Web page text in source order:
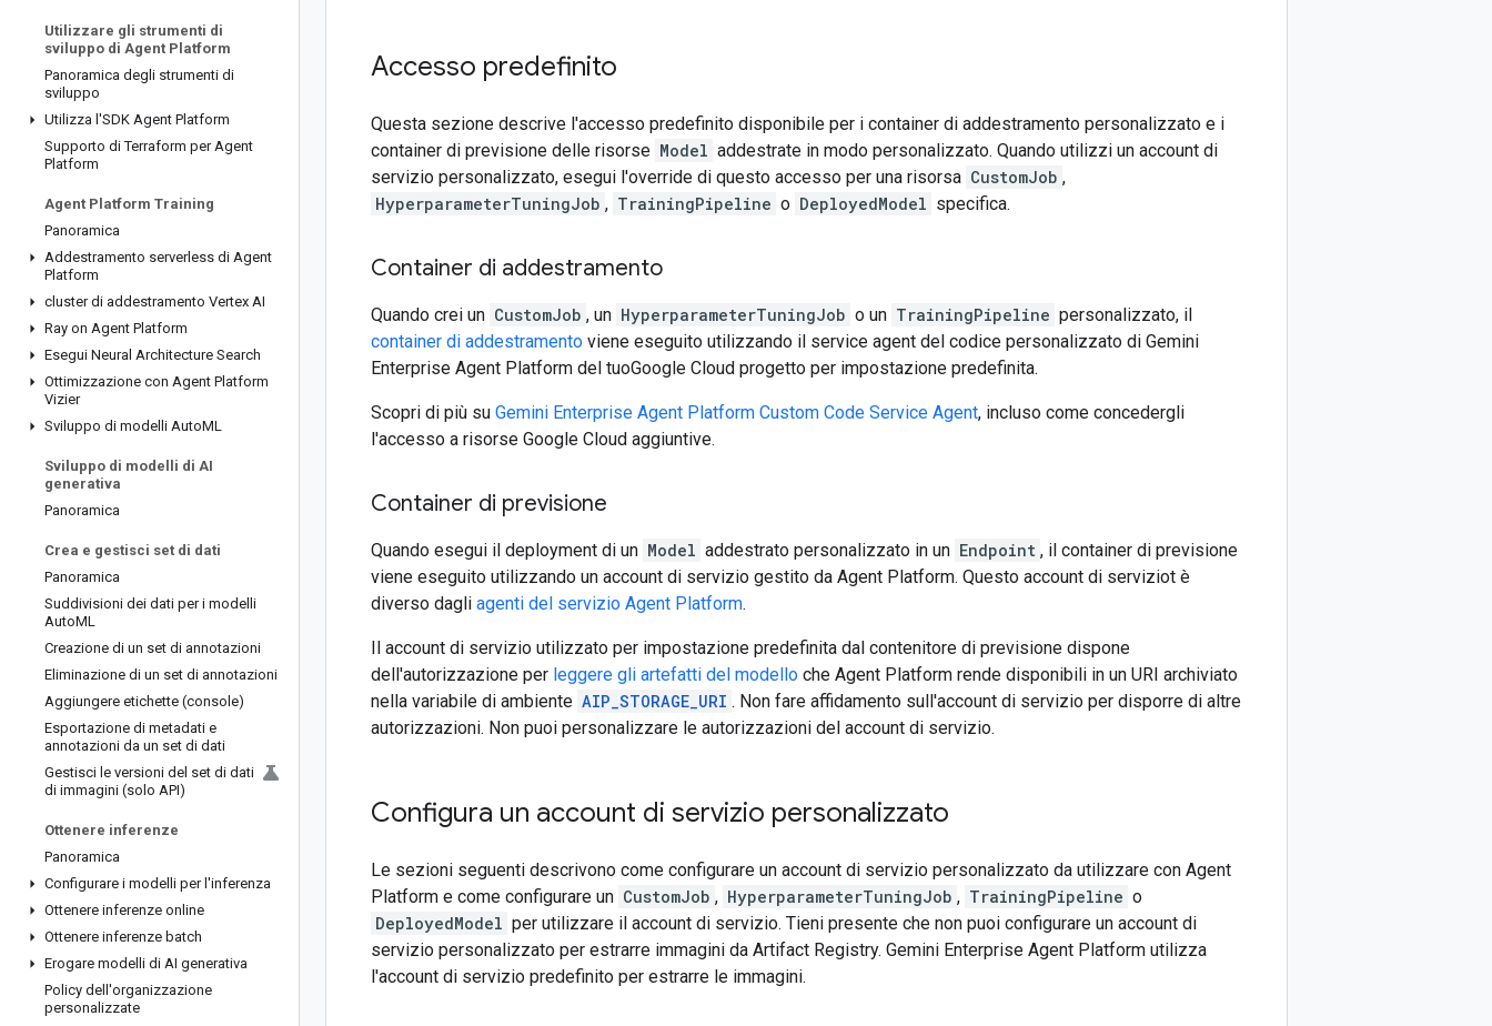
Utilizzare gli strumenti di
sviluppo di Agent Platform
Panoramica degli strumenti di
sviluppo
Utilizza l'SDK Agent Platform
Supporto di Terraform per Agent
Platform
Agent Platform Training
Panoramica
Addestramento serverless di Agent
Platform
cluster di addestramento Vertex AI
Ray on Agent Platform
Esegui Neural Architecture Search
Ottimizzazione con Agent Platform
Vizier
Sviluppo di modelli AutoML
Sviluppo di modelli di AI
generativa
Panoramica
Crea e gestisci set di dati
Panoramica
Suddivisioni dei dati per i modelli
AutoML
Creazione di un set di annotazioni
Eliminazione di un set di annotazioni
Aggiungere etichette (console)
Esportazione di metadati e
annotazioni da un set di dati
Gestisci le versioni del set di dati
di immagini (solo API)
Ottenere inferenze
Panoramica
Configurare i modelli per l'inferenza
Ottenere inferenze online
Ottenere inferenze batch
Erogare modelli di AI generativa
Policy dell'organizzazione
personalizzate
Accesso predefinito
Questa sezione descrive l'accesso predefinito disponibile per i container di addestramento personalizzato e i
container di previsione delle risorse Model addestrate in modo personalizzato. Quando utilizzi un account di
servizio personalizzato, esegui l'override di questo accesso per una risorsa CustomJob ,
HyperparameterTuningJob , TrainingPipeline o DeployedModel specifica.
Container di addestramento
Quando crei un CustomJob , un HyperparameterTuningJob o un TrainingPipeline personalizzato, il
container di addestramento viene eseguito utilizzando il service agent del codice personalizzato di Gemini
Enterprise Agent Platform del tuoGoogle Cloud progetto per impostazione predefinita.
Scopri di più su Gemini Enterprise Agent Platform Custom Code Service Agent, incluso come concedergli
l'accesso a risorse Google Cloud aggiuntive.
Container di previsione
Quando esegui il deployment di un Model addestrato personalizzato in un Endpoint , il container di previsione
viene eseguito utilizzando un account di servizio gestito da Agent Platform. Questo account di serviziot è
diverso dagli agenti del servizio Agent Platform.
Il account di servizio utilizzato per impostazione predefinita dal contenitore di previsione dispone
dell'autorizzazione per leggere gli artefatti del modello che Agent Platform rende disponibili in un URI archiviato
nella variabile di ambiente AIP_STORAGE_URI . Non fare affidamento sull'account di servizio per disporre di altre
autorizzazioni. Non puoi personalizzare le autorizzazioni del account di servizio.
Configura un account di servizio personalizzato
Le sezioni seguenti descrivono come configurare un account di servizio personalizzato da utilizzare con Agent
Platform e come configurare un CustomJob , HyperparameterTuningJob , TrainingPipeline o
DeployedModel per utilizzare il account di servizio. Tieni presente che non puoi configurare un account di
servizio personalizzato per estrarre immagini da Artifact Registry. Gemini Enterprise Agent Platform utilizza
l'account di servizio predefinito per estrarre le immagini.